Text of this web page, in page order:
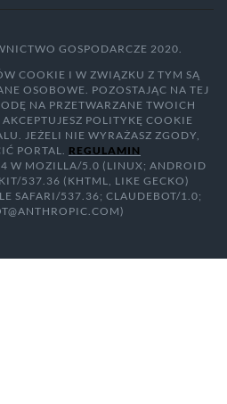
GOSPODARCZE 2020.
COOKIE I W ZWIĄZKU Z TYM SĄ
OSOBOWE. POZOSTAJĄC NA TEJ
NA PRZETWARZANE TWOICH
POLITYKĘ COOKIE
JEŻELI NIE WYRAŻASZ ZGODY,
PORTAL. REGULAMIN
W MOZILLA/5.0 (LINUX; ANDROID
537.36 (KHTML, LIKE GECKO)
SAFARI/537.36; CLAUDEBOT/1.0;